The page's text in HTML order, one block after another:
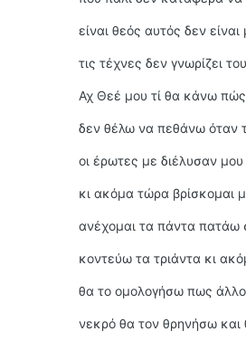
είναι θεός αυτός δεν είναι
τις τέχνες δεν γνωρίζει
Αχ Θεέ μου τί θα κάνω
δεν θέλω να πεθάνω όταν
οι έρωτες με διέλυσαν
κι ακόμα τώρα βρίσκομαι
ανέχομαι τα πάντα πατάω
κοντεύω τα τριάντα κι
θα το ομολογήσω πως
νεκρό θα τον θρηνήσω